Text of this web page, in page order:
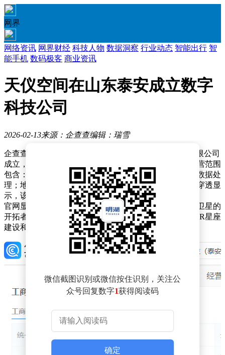
网界
网络资讯 网界财经 科技人物 数据洞察 行业动态 智能出行 智
能手机 数码极客 商业资讯
天仪空间在山东泰安成立数字
科技公司
2026-02-13来源：企查查编辑：瑞雪
企查查APP显示，近日，泰山天仪数字科技（泰安）有限公司
成立，法定代表人为任维佳，注册资本为3000万元，经营范围
包含：大数据服务；卫星遥感应用系统集成；卫星遥感数据处
理；地理遥感信息服务；卫星通信服务等。企查查股权穿透显
示，该公司由天仪空间科技股份有限公司全资持股。
官网显示，天仪空间是中国商业化SAR遥感卫星及科研卫星的
开拓者和引领者，秉致力于为用户提供极致性价比的SAR星座
建设和SAR卫星数据一体化服务。
微信截图识别或微信按住识别，关注公
众号回复数字1获得阅读码
确定